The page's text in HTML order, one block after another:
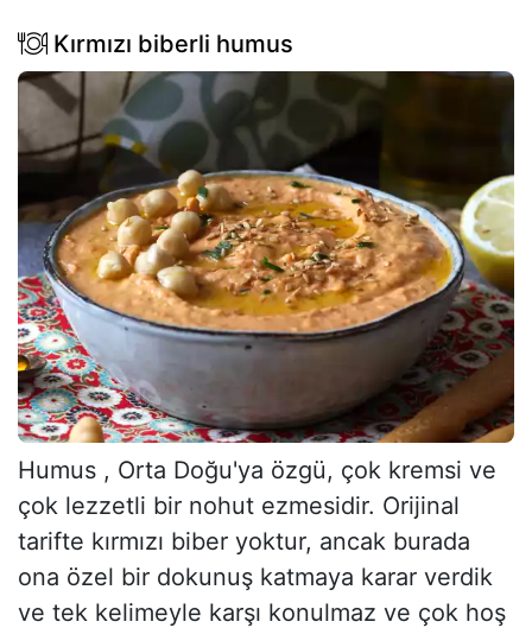
Kırmızı biberli humus
Humus , Orta Doğu'ya özgü, çok kremsi ve
çok lezzetli bir nohut ezmesidir. Orijinal
tarifte kırmızı biber yoktur, ancak burada
ona özel bir dokunuş katmaya karar verdik
ve tek kelimeyle karşı konulmaz ve çok hoş